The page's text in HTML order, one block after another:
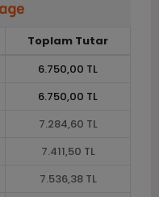
Toplam Tutar
6.750,00 TL
6.750,00 TL
7.284,60 TL
7.411,50 TL
7.536,38 TL